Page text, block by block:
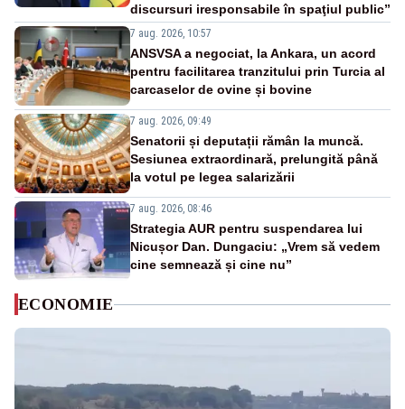
discursuri iresponsabile în spaţiul public”
7 aug. 2026, 10:57
ANSVSA a negociat, la Ankara, un acord
pentru facilitarea tranzitului prin Turcia al
carcaselor de ovine și bovine
7 aug. 2026, 09:49
Senatorii și deputații rămân la muncă.
Sesiunea extraordinară, prelungită până
la votul pe legea salarizării
7 aug. 2026, 08:46
Strategia AUR pentru suspendarea lui
Nicușor Dan. Dungaciu: „Vrem să vedem
cine semnează și cine nu”
ECONOMIE